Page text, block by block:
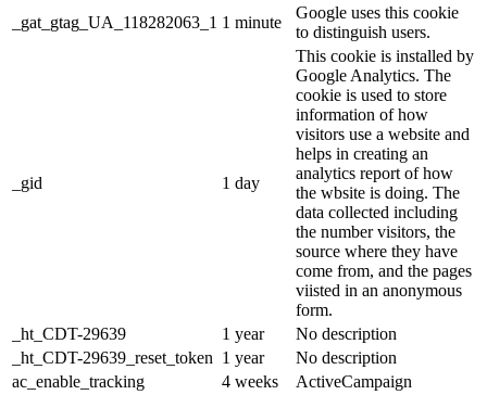
_gat_gtag_UA_118282063_1 1 minute
Google uses this cookie
to distinguish users.
_gid 1 day
This cookie is installed by
Google Analytics. The
cookie is used to store
information of how
visitors use a website and
helps in creating an
analytics report of how
the wbsite is doing. The
data collected including
the number visitors, the
source where they have
come from, and the pages
viisted in an anonymous
form.
_ht_CDT-29639
1 year
No description
_ht_CDT-29639_reset_token 1 year
No description
ac_enable_tracking
4 weeks ActiveCampaign